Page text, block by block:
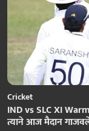
Cricket
IND vs SLC XI
त्याने आज मैदान